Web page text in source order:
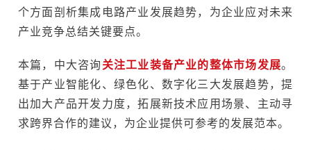
个方面剖析集成电路产业发展趋势，为企业应对未来
产业竞争总结关键要点。
本篇，中大咨询 关注工业装备产业的整体市场发展。
基于产业智能化、绿色化、数字化三大发展趋势，提
出加大产品开发力度，拓展新技术应用场景、主动寻
求跨界合作的建议，为企业提供可参考的发展范本。